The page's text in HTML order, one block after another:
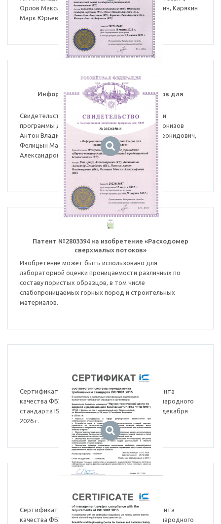
Орлов Максим Юрьевич, Ляшко Илья Алексеевич, Карякин
Марк Юрьевич, Кольцов Алексей Андреевич.
Информационная система контейнеров для
радиоактивных отходов
Свидетельство о государственной регистрации
программы для ЭВМ № 2022613657. Авторы: Понизов
Антон Владимирович, Василишин Александр Леонидович,
Фелицын Максим Александрович, Вон Артур
Александрович.
Патент №2803394 на изобретение «Расходомер
сверхмалых потоков»
Изобретение может быть использовано для
лабораторной оценки проницаемости различных по
составу пористых образцов, в том числе
слабопроницаемых горных пород и строительных
материалов.
ISO 9001:2015
Сертификат соответствия системы менеджмента
качества ФБУ «НТЦ ЯРБ» требованиям международного
стандарта ISO 9001:2015. Действителен до 25 декабря
2026 г.
ISO 9001:2015, English version
Сертификат соответствия системы менеджмента
качества ФБУ «НТЦ ЯРБ» требованиям международного